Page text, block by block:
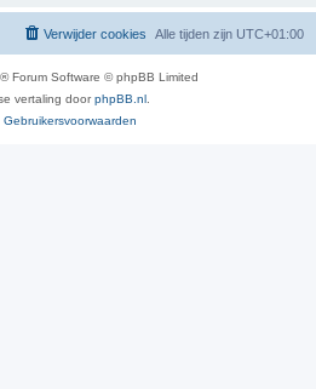
Alle tijden zijn UTC+01:00
Verwijder cookies
® Forum Software © phpBB Limited
vertaling doorphpBB.nl
Gebruikersvoorwaarden